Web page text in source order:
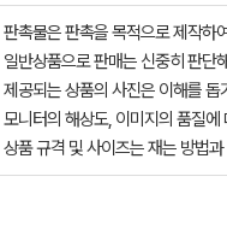
판촉물은 판촉을 목적으로 제작하
일반상품으로 판매는 신중히 판단
제공되는 상품의 사진은 이해를
모니터의 해상도, 이미지의 품질
상품 규격 및 사이즈는 재는 방법